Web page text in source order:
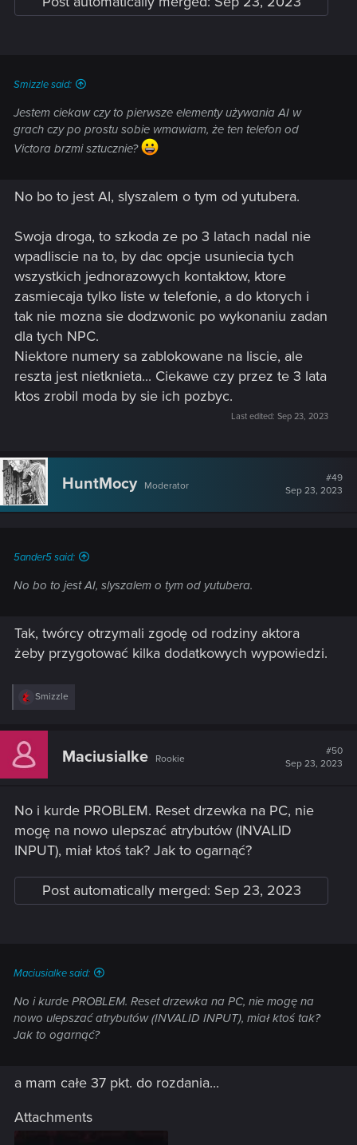
Smizzle said:
Jestem ciekaw czy to pierwsze elementy używania AI w
grach czy po prostu sobie wmawiam, że ten telefon od
Victora brzmi sztucznie?
No bo to jest AI, slyszalem o tym od yutubera.
Swoja droga, to szkoda ze po 3 latach nadal nie
wpadliscie na to, by dac opcje usuniecia tych
wszystkich jednorazowych kontaktow, ktore
zasmiecaja tylko liste w telefonie, a do ktorych i
tak nie mozna sie dodzwonic po wykonaniu zadan
dla tych NPC.
Niektore numery sa zablokowane na liscie, ale
reszta jest nietknieta... Ciekawe czy przez te 3 lata
ktos zrobil moda by sie ich pozbyc.
Last edited: Sep 23, 2023
HuntMocy Moderator
#49
Sep 23, 2023
5ander5 said:
No bo to jest AI, slyszalem o tym od yutubera.
Tak, twórcy otrzymali zgodę od rodziny aktora
żeby przygotować kilka dodatkowych wypowiedzi.
R
c
i
Smizzle
Maciusialke Rookie
#50
Sep 23, 2023
No i kurde PROBLEM. Reset drzewka na PC, nie
mogę na nowo ulepszać atrybutów (INVALID
INPUT), miał ktoś tak? Jak to ogarnąć?
Post automatically merged: Sep 23, 2023
Maciusialke said:
No i kurde PROBLEM. Reset drzewka na PC, nie mogę na
nowo ulepszać atrybutów (INVALID INPUT), miał ktoś tak?
Jak to ogarnąć?
a mam całe 37 pkt. do rozdania...
Attachments